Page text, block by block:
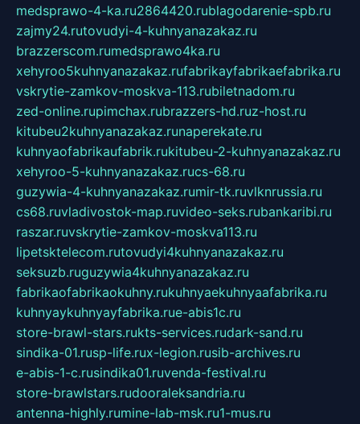
medsprawo-4-ka.ru2864420.rublagodarenie-spb.ru
zajmy24.rutovudyi-4-kuhnyanazakaz.ru
brazzerscom.rumedsprawo4ka.ru
xehyroo5kuhnyanazakaz.rufabrikayfabrikaefabrika.ru
vskrytie-zamkov-moskva-113.rubiletnadom.ru
zed-online.rupimchax.rubrazzers-hd.ruz-host.ru
kitubeu2kuhnyanazakaz.runaperekate.ru
kuhnyaofabrikaufabrik.rukitubeu-2-kuhnyanazakaz.ru
xehyroo-5-kuhnyanazakaz.rucs-68.ru
guzywia-4-kuhnyanazakaz.rumir-tk.ruvlknrussia.ru
cs68.ruvladivostok-map.ruvideo-seks.rubankaribi.ru
raszar.ruvskrytie-zamkov-moskva113.ru
lipetsktelecom.rutovudyi4kuhnyanazakaz.ru
seksuzb.ruguzywia4kuhnyanazakaz.ru
fabrikaofabrikaokuhny.rukuhnyaekuhnyaafabrika.ru
kuhnyaykuhnyayfabrika.rue-abis1c.ru
store-brawl-stars.rukts-services.rudark-sand.ru
sindika-01.rusp-life.rux-legion.rusib-archives.ru
e-abis-1-c.rusindika01.ruvenda-festival.ru
store-brawlstars.rudooraleksandria.ru
antenna-highly.rumine-lab-msk.ru1-mus.ru